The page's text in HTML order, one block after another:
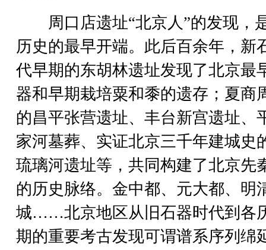
周口店遗址“北京人”的发现，
历史的最早开端。此后百余年，新
代早期的东胡林遗址发现了北京最
器和早期栽培粟和黍的遗存；夏商
的昌平张营遗址、丰台新宫遗址、
家河墓葬、实证北京三千年建城史
琉璃河遗址等，共同构建了北京先
的历史脉络。金中都、元大都、明
城……北京地区从旧石器时代到各
期的重要考古发现可谓谱系序列绵